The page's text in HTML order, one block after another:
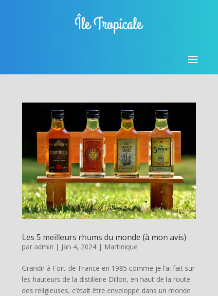
Les 5 meilleurs rhums du monde (à mon avis)
par admin | Jan 4, 2024| Martinique
Grandir à Fort-de-France en 1985 comme je l’ai fait sur
les hauteurs de la distillerie Dillon, en haut de la route
des religieuses, c’était être enveloppé dans un monde